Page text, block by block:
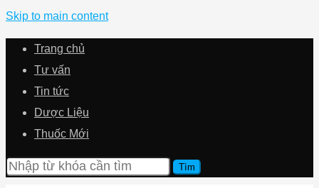
Skip to main content
Trang chủ
Tư vấn
Tin tức
Dược Liệu
Thuốc Mới